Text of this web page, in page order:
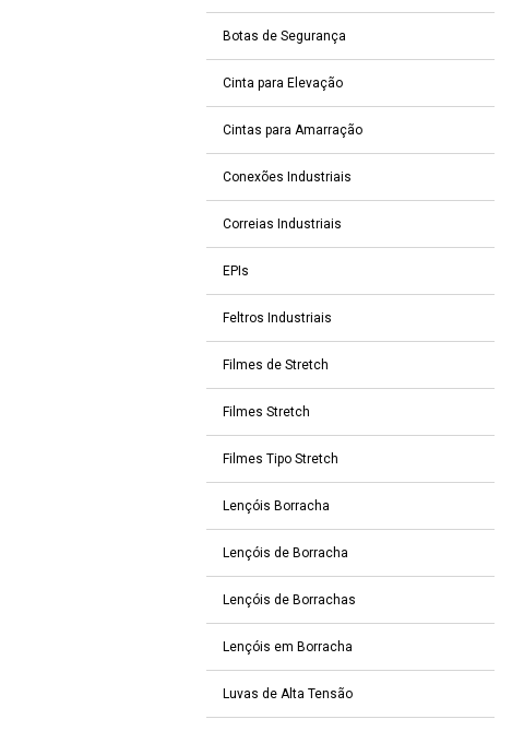
Botas de Segurança
Cinta para Elevação
Cintas para Amarração
Conexões Industriais
Correias Industriais
EPIs
Feltros Industriais
Filmes de Stretch
Filmes Stretch
Filmes Tipo Stretch
Lençóis Borracha
Lençóis de Borracha
Lençóis de Borrachas
Lençóis em Borracha
Luvas de Alta Tensão